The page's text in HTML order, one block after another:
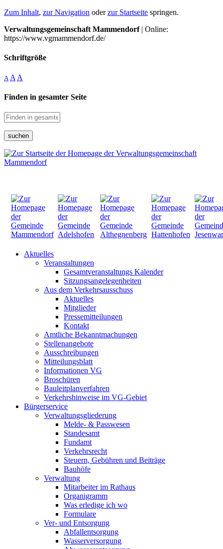
Zum Inhalt, zur Navigation oderzur Startseite springen.
Verwaltungsgemeinschaft Mammendorf| Online:
https://www.vgmammendorf.de/
Schriftgröße
A A A
Finden in gesamter Seite
suchen
Aktuelles
Veranstaltungen
Gesamtveranstaltungs Kalender
Sitzungsangelegenheiten
Aus dem Verkehrsausschuss
Aktuelles
Mitglieder
Pressemitteilungen
Kontakt
Amtliche Bekanntmachungen
Stellenangebote
Ausschreibungen
Mitteilungsblatt
Informationen VG
Broschüren
Bauleitplanverfahren
Verkehrshinweise im VG-Gebiet
Bürgerservice
Verwaltungsgliederung
Melde- & Passwesen
Standesamt
Fundamt
Verkehrsrecht
Steuern, Gebühren und Beiträge
Bauhöfe
Verwaltung
Mitarbeiter im Rathaus
Organigramm
Was erledige ich wo
Formulare
Ver- und Entsorgung
Abfallentsorgung
Wasserversorgung